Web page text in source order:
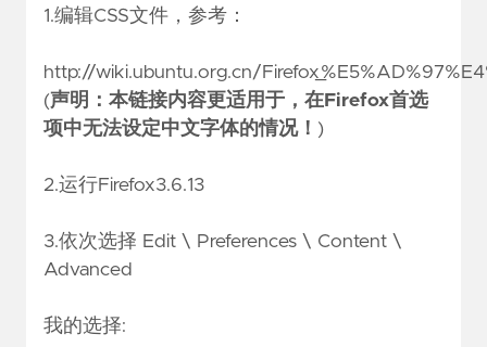
1.编辑CSS文件，参考：
http://wiki.ubuntu.org.cn/
(声明：本链接内容更适用于，在Firefox首选
项中无法设定中文字体的情况！ )
2.运行Firefox3.6.13
3.依次选择 Edit \ Preferences \ Content \
Advanced
我的选择: